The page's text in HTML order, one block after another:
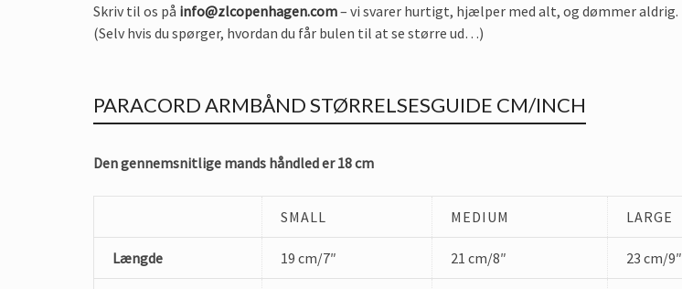
Skriv til os på info@zlcopenhagen.com– vi svarer hurtigt, hjælper med alt, og dømmer aldrig.
(Selv hvis du spørger, hvordan du får bulen til at se større ud…)
PARACORD ARMBÅND STØRRELSESGUIDE CM/INCH
Den gennemsnitlige mands håndled er 18 cm
SMALL MEDIUM LARGE
Længde 19 cm/7″ 21 cm/8″ 23 cm/9″